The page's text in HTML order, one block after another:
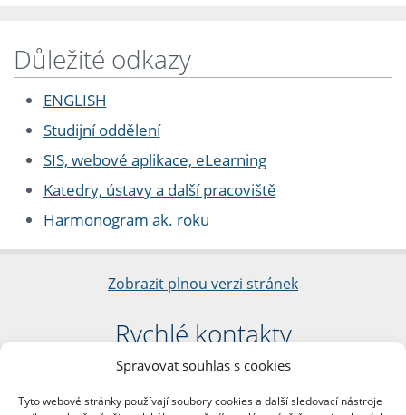
Spravovat souhlas s cookies
Tyto webové stránky používají soubory cookies a další sledovací nástroje
Důležité odkazy
ENGLISH
Studijní oddělení
SIS, webové aplikace, eLearning
Katedry, ústavy a další pracoviště
Harmonogram ak. roku
Zobrazit plnou verzi stránek
Rychlé kontakty
Filozofická fakulta
nám. Jana Palacha 1/2